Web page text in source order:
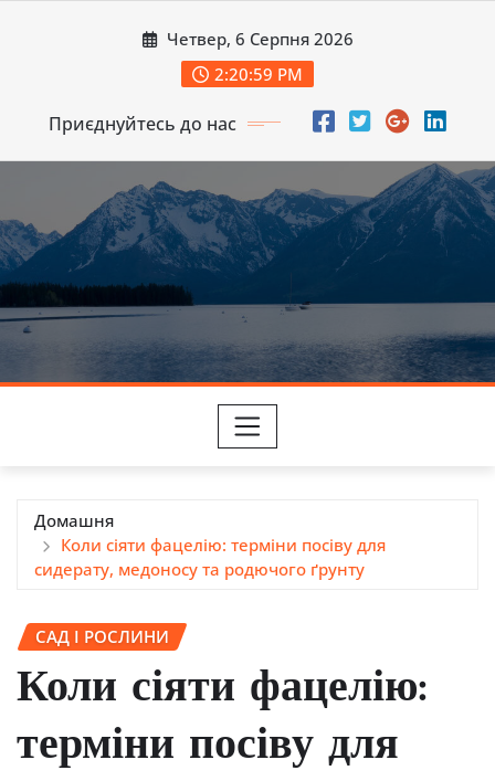
Четвер, 6 Серпня 2026
2:21:01 PM
Приєднуйтесь до нас
Домашня
Коли сіяти фацелію: терміни посіву для
сидерату, медоносу та родючого ґрунту
САД І РОСЛИНИ
Коли сіяти фацелію:
терміни посіву для